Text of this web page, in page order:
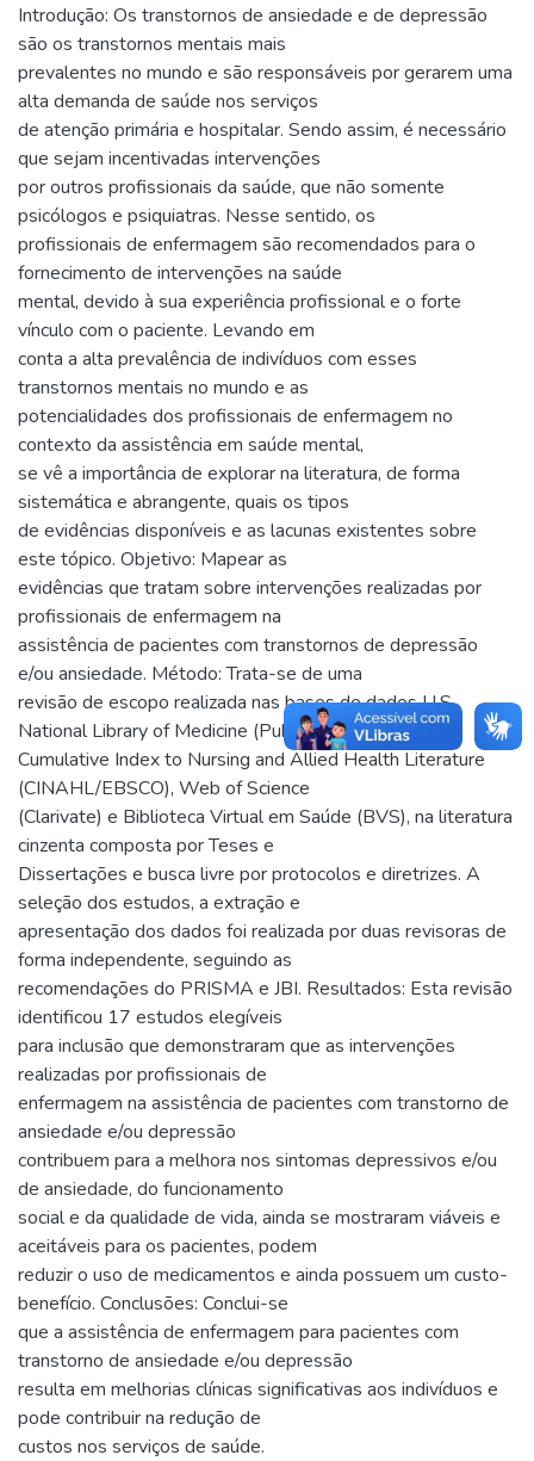
Introdução: Os transtornos de ansiedade e de depressão
são os transtornos mentais mais
prevalentes no mundo e são responsáveis por gerarem uma
alta demanda de saúde nos serviços
de atenção primária e hospitalar. Sendo assim, é necessário
que sejam incentivadas intervenções
por outros profissionais da saúde, que não somente
psicólogos e psiquiatras. Nesse sentido, os
profissionais de enfermagem são recomendados para o
fornecimento de intervenções na saúde
mental, devido à sua experiência profissional e o forte
vínculo com o paciente. Levando em
conta a alta prevalência de indivíduos com esses
transtornos mentais no mundo e as
potencialidades dos profissionais de enfermagem no
contexto da assistência em saúde mental,
se vê a importância de explorar na literatura, de forma
sistemática e abrangente, quais os tipos
de evidências disponíveis e as lacunas existentes sobre
este tópico. Objetivo: Mapear as
evidências que tratam sobre intervenções realizadas por
profissionais de enfermagem na
assistência de pacientes com transtornos de depressão
e/ou ansiedade. Método: Trata-se de uma
revisão de escopo realizada nas bases de dados U.S.
National Library of Medicine (PubMed),
Cumulative Index to Nursing and Allied Health Literature
(CINAHL/EBSCO), Web of Science
(Clarivate) e Biblioteca Virtual em Saúde (BVS), na literatura
cinzenta composta por Teses e
Dissertações e busca livre por protocolos e diretrizes. A
seleção dos estudos, a extração e
apresentação dos dados foi realizada por duas revisoras de
forma independente, seguindo as
recomendações do PRISMA e JBI. Resultados: Esta revisão
identificou 17 estudos elegíveis
para inclusão que demonstraram que as intervenções
realizadas por profissionais de
enfermagem na assistência de pacientes com transtorno de
ansiedade e/ou depressão
contribuem para a melhora nos sintomas depressivos e/ou
de ansiedade, do funcionamento
social e da qualidade de vida, ainda se mostraram viáveis e
aceitáveis para os pacientes, podem
reduzir o uso de medicamentos e ainda possuem um custo-
benefício. Conclusões: Conclui-se
que a assistência de enfermagem para pacientes com
transtorno de ansiedade e/ou depressão
resulta em melhorias clínicas significativas aos indivíduos e
pode contribuir na redução de
custos nos serviços de saúde.